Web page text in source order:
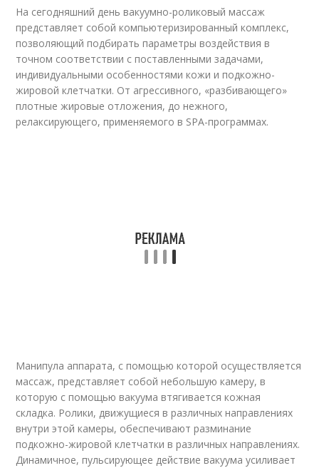
На сегодняшний день вакуумно-роликовый массаж
представляет собой компьютеризированный комплекс,
позволяющий подбирать параметры воздействия в
точном соответствии с поставленными задачами,
индивидуальными особенностями кожи и подкожно-
жировой клетчатки. От агрессивного, «разбивающего»
плотные жировые отложения, до нежного,
релаксирующего, применяемого в SPA-программах.
Манипула аппарата, с помощью которой осуществляется
массаж, представляет собой небольшую камеру, в
которую с помощью вакуума втягивается кожная
складка. Ролики, движущиеся в различных направлениях
внутри этой камеры, обеспечивают разминание
подкожно-жировой клетчатки в различных направлениях.
Динамичное, пульсирующее действие вакуума усиливает